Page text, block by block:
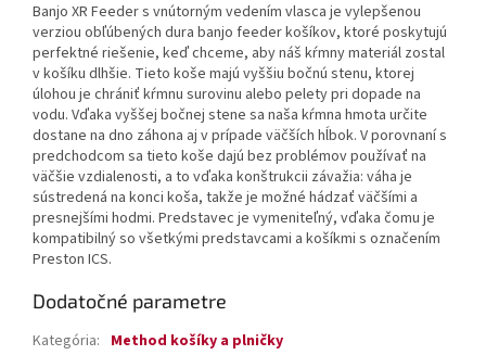
Banjo XR Feeder s vnútorným vedením vlasca je vylepšenou
verziou obľúbených dura banjo feeder košíkov, ktoré poskytujú
perfektné riešenie, keď chceme, aby náš kŕmny materiál zostal
v košíku dlhšie. Tieto koše majú vyššiu bočnú stenu, ktorej
úlohou je chrániť kŕmnu surovinu alebo pelety pri dopade na
vodu. Vďaka vyššej bočnej stene sa naša kŕmna hmota určite
dostane na dno záhona aj v prípade väčších hĺbok. V porovnaní s
predchodcom sa tieto koše dajú bez problémov používať na
väčšie vzdialenosti, a to vďaka konštrukcii závažia: váha je
sústredená na konci koša, takže je možné hádzať väčšími a
presnejšími hodmi. Predstavec je vymeniteľný, vďaka čomu je
kompatibilný so všetkými predstavcami a košíkmi s označením
Preston ICS.
Dodatočné parametre
Kategória: Method košíky a plničky